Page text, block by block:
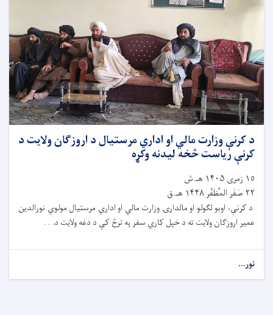
د کرنې وزارت مالي او اداري مرستیال د اروزګان ولايت د
کرنې رياست څخه ليدنه وکړه
١٥ زمری ۱۴۰۵ هـ.ش
٢٢ صَفَر المُظَفَّر ۱۴۴۸ هـ.ق
د کرنې، اوبو لګولو او مالدارۍ وزارت مالي او اداري مرستیال مولوي نورالدين
عمير اروزګان ولايت ته د خپل کاري سفر په ترڅ کې د دغه ولايت د. . .
نور...